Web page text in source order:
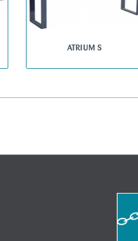
ATRIUM S